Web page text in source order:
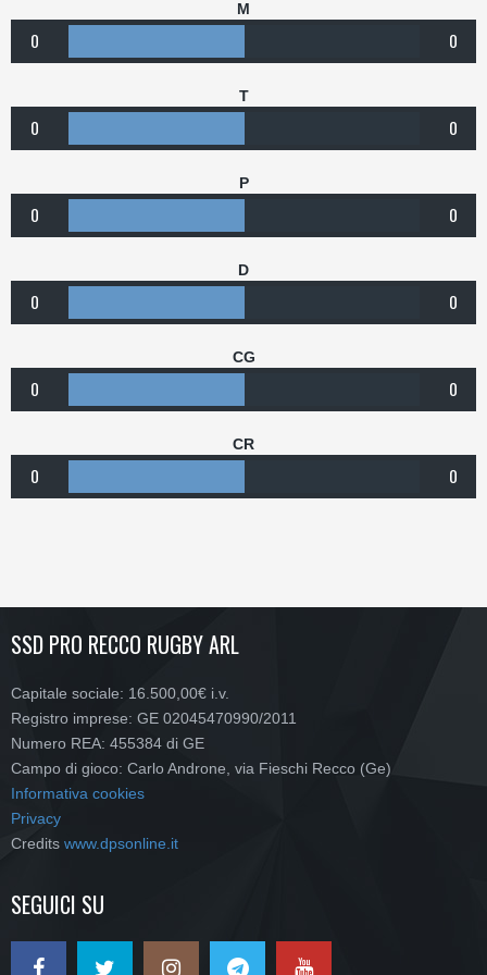
M
0 0
T
0 0
P
0 0
D
0 0
CG
0 0
CR
0 0
SSD PRO RECCO RUGBY ARL
Capitale sociale: 16.500,00€ i.v.
Registro imprese: GE 02045470990/2011
Numero REA: 455384 di GE
Campo di gioco: Carlo Androne, via Fieschi Recco (Ge)
Informativa cookies
Privacy
Credits www.dpsonline.it
SEGUICI SU